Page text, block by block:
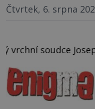
Čtvrtek, 6. srpna
F. Crater se 6.